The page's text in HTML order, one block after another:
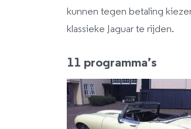
kunnen tegen betaling
klassieke Jaguar te rijden.
11 programma’s